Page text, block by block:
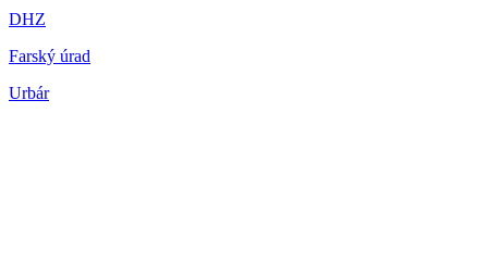
DHZ
Farský úrad
Urbár